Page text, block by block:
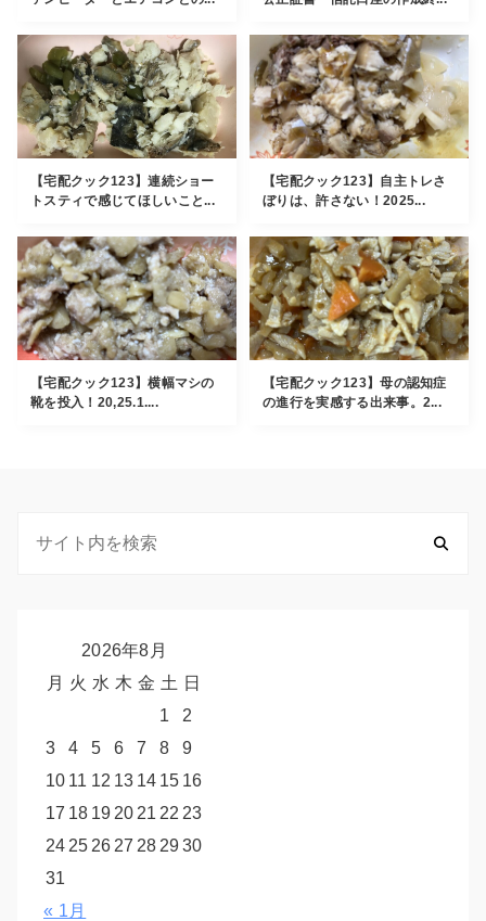
【宅配クック123】連続ショー
トスティで感じてほしいこと...
【宅配クック123】自主トレさ
ぼりは、許さない！2025...
【宅配クック123】横幅マシの
靴を投入！20,25.1....
【宅配クック123】母の認知症
の進行を実感する出来事。2...
2026年8月
月 火 水 木 金 土 日
1
2
3
4 5 6 7 8
9
10 11 12 13 14 15 16
17 18 19 20 21 22 23
24 25 26 27 28 2930
31
« 1月